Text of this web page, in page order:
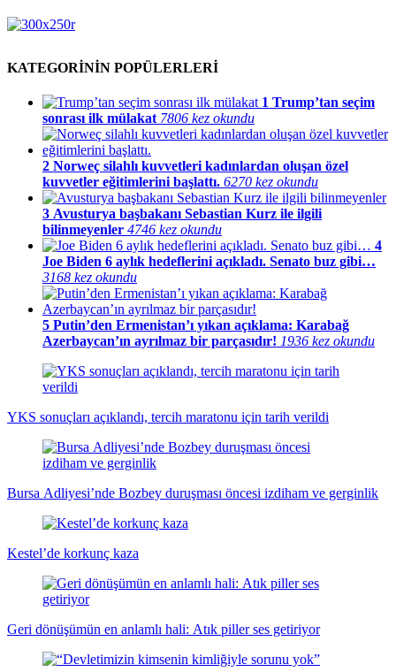
KATEGORİNİN POPÜLERLERİ
1 Trump’tan seçim
sonrası ilk mülakat 7806 kez okundu
2 Norweç silahlı kuvvetleri kadınlardan oluşan özel
kuvvetler eğitimlerini başlattı. 6270 kez okundu
3 Avusturya başbakanı Sebastian Kurz ile ilgili
bilinmeyenler 4746 kez okundu
4
Joe Biden 6 aylık hedeflerini açıkladı. Senato buz gibi…
3168 kez okundu
5 Putin’den Ermenistan’ı yıkan açıklama: Karabağ
Azerbaycan’ın ayrılmaz bir parçasıdır! 1936 kez okundu
YKS sonuçları açıklandı, tercih maratonu için tarih verildi
Bursa Adliyesi’nde Bozbey duruşması öncesi izdiham ve gerginlik
Kestel’de korkunç kaza
Geri dönüşümün en anlamlı hali: Atık piller ses getiriyor